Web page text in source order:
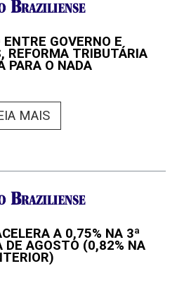
GOVERNO E
REFORMA TRIBUTÁRIA
PARA O NADA
MAIS
A 0,75% NA 3ª
DE AGOSTO (0,82% NA